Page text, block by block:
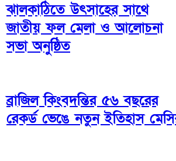
ঝালকাঠিতে উৎসাহের সাথে
জাতীয় ফল মেলা ও আলোচনা
সভা অনুষ্ঠিত
ব্রাজিল কিংবদন্তির ৫৬ বছরের
রেকর্ড ভেঙে নতুন ইতিহাস